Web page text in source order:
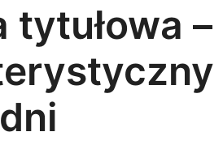
tytułowa –